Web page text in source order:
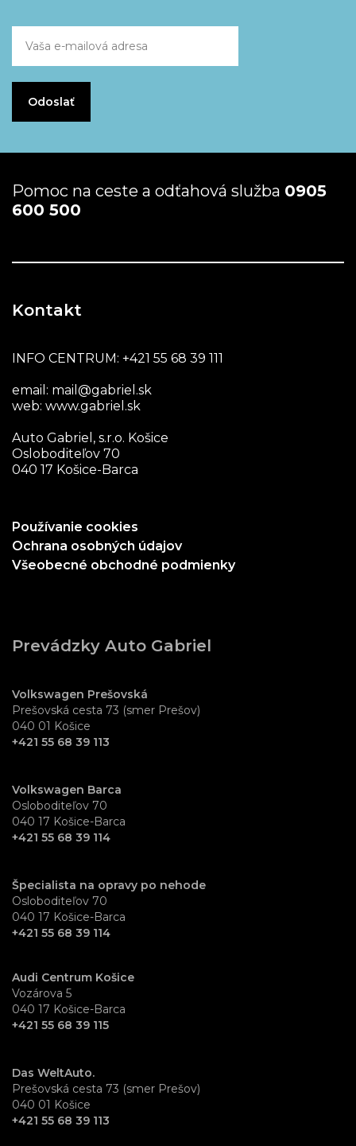
Pomoc na ceste a odťahová služba 0905
600 500
Kontakt
INFO CENTRUM: +421 55 68 39 111
email: mail@gabriel.sk
web: www.gabriel.sk
Auto Gabriel, s.r.o. Košice
Osloboditeľov 70
040 17 Košice-Barca
Používanie cookies
Ochrana osobných údajov
Všeobecné obchodné podmienky
Prevádzky Auto Gabriel
Volkswagen Prešovská
Prešovská cesta 73 (smer Prešov)
040 01 Košice
+421 55 68 39 113
Volkswagen Barca
Osloboditeľov 70
040 17 Košice-Barca
+421 55 68 39 114
Špecialista na opravy po nehode
Osloboditeľov 70
040 17 Košice-Barca
+421 55 68 39 114
Audi Centrum Košice
Vozárova 5
040 17 Košice-Barca
+421 55 68 39 115
Das WeltAuto.
Prešovská cesta 73 (smer Prešov)
040 01 Košice
+421 55 68 39 113